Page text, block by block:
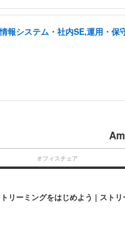
報システム・社内SE,運用・保
リーミングをはじめよう | スト
オフィスチェア